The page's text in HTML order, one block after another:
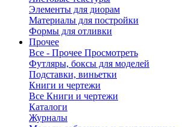
Элементы для диорам
Материалы для постройки
Формы для отливки
Прочее
Все - Прочее Просмотреть
Футляры, боксы для моделей
Подставки, виньетки
Книги и чертежи
Все Книги и чертежи
Каталоги
Журналы